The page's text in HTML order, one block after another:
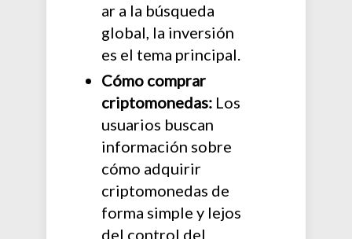
ar a la búsqueda
global, la inversión
es el tema principal.
Cómo comprar
criptomonedas: Los
usuarios buscan
información sobre
cómo adquirir
criptomonedas de
forma simple y lejos
del control del